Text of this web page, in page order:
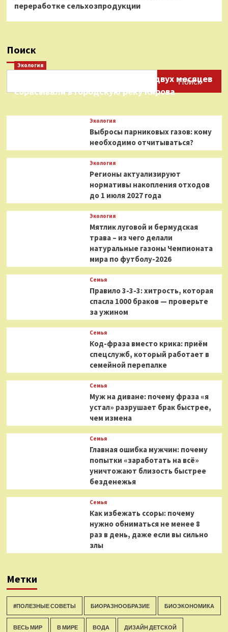
переработке сельхозпродукции
Поиск
Поиск
Экология
Нефтепродукты на протяжении двух месяцев
сбрасывали в городскую реку Кирова
Экология
Выбросы парниковых газов: кому
необходимо отчитываться?
Экология
Регионы актуализируют
нормативы накопления отходов
до 1 июля 2027 года
Экология
Мятлик луговой и бермудская
трава – из чего делали
натуральные газоны Чемпионата
мира по футболу-2026
Семья
Правило 3-3-3: хитрость, которая
спасла 1000 браков — проверьте
за ужином
Семья
Код-фраза вместо крика: приём
спецслужб, который работает в
семейной перепалке
Семья
Муж на диване: почему фраза «я
устал» разрушает брак быстрее,
чем измена
Семья
Главная ошибка мужчин: почему
попытки «заработать на всё»
уничтожают близость быстрее
безденежья
Семья
Как избежать ссоры: почему
нужно обниматься не менее 8
раз в день, даже если вы сильно
злы
Метки
#ПОЛЕЗНЫЕ СОВЕТЫ БИОРАЗНООБРАЗИЕ БИОЭКОНОМИКА
ВЕСЬ МИР В МИРЕ ВОДА ДИЗАЙН ДЕТСКОЙ